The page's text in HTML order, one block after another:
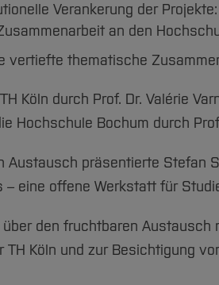
Verankerung der
an den
vertiefte thematische
Köln durch Prof. Dr. Valérie
Hochschule Bochum durch
Austausch präsentierte Stefan
– eine offene Werkstatt für
über den fruchtbaren
TH Köln und zur Besichtigung